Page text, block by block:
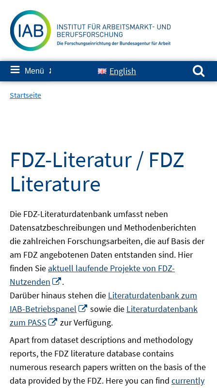
zum
Inhalt
≡ Menü ✘ English
Suchen nach:
Startseite
FDZ-Literatur / FDZ
Literature
Die FDZ-Literaturdatenbank umfasst neben
Datensatzbeschreibungen und Methodenberichten
die zahlreichen Forschungsarbeiten, die auf Basis der
am FDZ angebotenen Daten entstanden sind. Hier
finden Sie aktuell laufende Projekte von FDZ-
Nutzenden
neuem
Fenster
öffnen
.
Darüber hinaus stehen die Literaturdatenbank zum
IAB-Betriebspanel
In
neuem
Fenster
öffnen
sowie die Literaturdatenbank
zum PASS
In
Fenster
öffnen
zur Verfügung.
Apart from dataset descriptions and methodology
reports, the FDZ literature database contains
numerous research papers written on the basis of the
data provided by the FDZ. Here you can find currently